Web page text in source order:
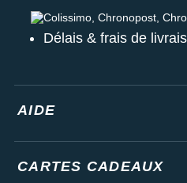
Colissimo, Chronopost,
Délais & frais de
AIDE
CARTES CADEAUX